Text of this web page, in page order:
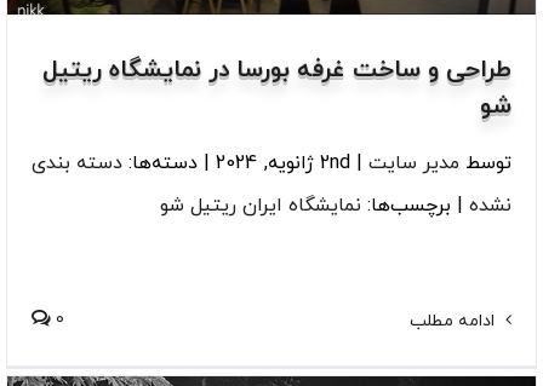
طراحی و ساخت غرفه بورسا در نمایشگاه ریتیل
شو
توسط مدیر سایت 2nd ژانویه, 2024 دسته‌ها: دسته بندی
نشده
برچسب‌ها: نمایشگاه ایران ریتیل شو
ادامه مطلب 0